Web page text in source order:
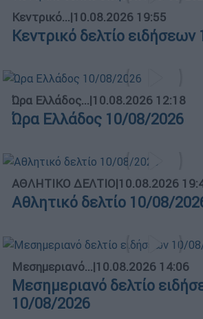
Κεντρικό...|10.08.2026 19:55
Κεντρικό δελτίο
Ώρα Ελλάδος...|10.08.2026 12:18
Ώρα Ελλάδος 10/08/2026
ΑΘΛΗΤΙΚΟ ΔΕΛΤΙΟ|10.08.2026
Αθλητικό δελτίο 10/08/
Μεσημεριανό...|10.08.2026 14:06
Μεσημεριανό δελτίο
10/08/2026